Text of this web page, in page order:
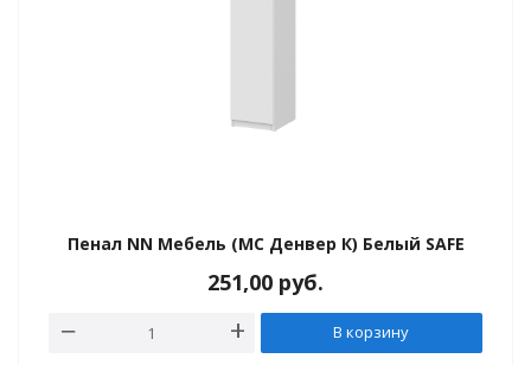
Пенал NN Мебель (МС Денвер К) Белый SAFE
251,00 руб.
В корзину